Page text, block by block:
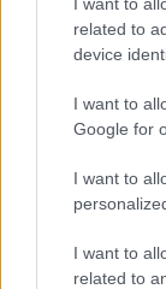
related to
device
I want to
Google for
I want to
I want to
related to